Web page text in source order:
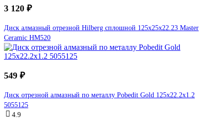
3 120 ₽
Диск алмазный отрезной Hilberg сплошной 125x25x22.23 Master
Ceramic HM520
549 ₽
Диск отрезной алмазный по металлу Pobedit Gold 125x22.2x1.2
5055125
4.9